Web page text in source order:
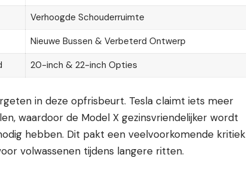
Verhoogde Schouderruimte
Nieuwe Bussen & Verbeterd Ontwerp
20-inch & 22-inch Opties
in deze opfrisbeurt. Tesla claimt iets meer
waardoor de Model X gezinsvriendelijker wordt
hebben. Dit pakt een veelvoorkomende kritiek
volwassenen tijdens langere ritten.